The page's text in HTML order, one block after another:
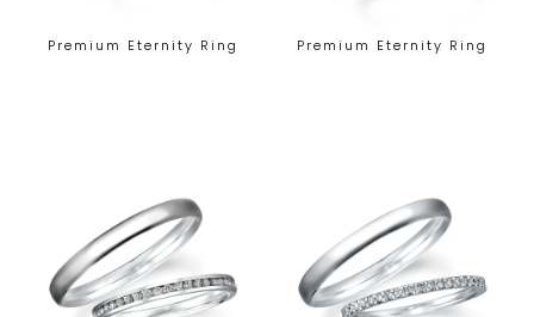
Premium Eternity Ring Premium Eternity Ring